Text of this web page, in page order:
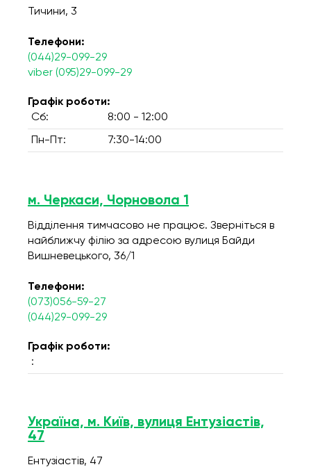
Тичини, 3
Телефони:
(044)29-099-29
viber (095)29-099-29
Графік роботи:
Сб:
8:00 - 12:00
Пн-Пт: 7:30-14:00
м. Черкаси, Чорновола 1
Відділення тимчасово не працює. Зверніться в
найближчу філію за адресою вулиця Байди
Вишневецького, 36/1
Телефони:
(073)056-59-27
(044)29-099-29
Графік роботи:
:
Україна, м. Київ, вулиця Ентузіастів,
47
Ентузіастів, 47